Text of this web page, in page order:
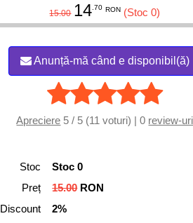
15.00 14 .70 RON (Stoc 0)
Anunță-mă când e disponibil(ă)
Apreciere 5 / 5 (11 voturi) | 0 review-uri
Stoc
Stoc 0
Preț
15.00RON
Discount
2%